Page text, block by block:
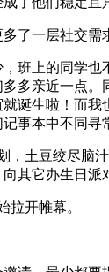
了一层社交需
班上的同学也
多亲近一点。
诞生啦！而我
事本中不同寻
，土豆绞尽脑
其它办生日派
拉开帷幕。